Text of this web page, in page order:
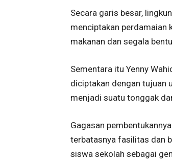
Secara garis besar,
menciptakan perdamaian
makanan dan segala
Sementara itu Yenny
diciptakan dengan tujuan
menjadi suatu tonggak
Gagasan
terbatasnya fasilitas dan
siswa sekolah sebagai